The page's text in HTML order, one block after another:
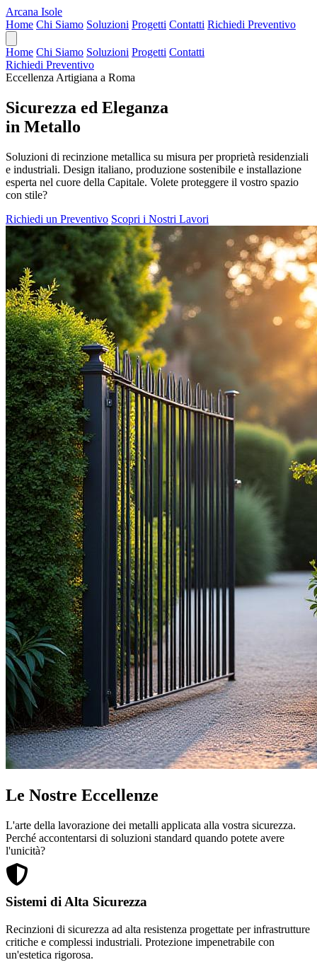
Arcana Isole
Home Chi Siamo Soluzioni Progetti Contatti Richiedi Preventivo
Home Chi Siamo Soluzioni Progetti Contatti
Richiedi Preventivo
Eccellenza Artigiana a Roma
Sicurezza ed Eleganza
in Metallo
Soluzioni di recinzione metallica su misura per proprietà residenziali
e industriali. Design italiano, produzione sostenibile e installazione
esperta nel cuore della Capitale. Volete proteggere il vostro spazio
con stile?
Richiedi un Preventivo Scopri i Nostri Lavori
Le Nostre Eccellenze
L'arte della lavorazione dei metalli applicata alla vostra sicurezza.
Perché accontentarsi di soluzioni standard quando potete avere
l'unicità?
Sistemi di Alta Sicurezza
Recinzioni di sicurezza ad alta resistenza progettate per infrastrutture
critiche e complessi industriali. Protezione impenetrabile con
un'estetica rigorosa.